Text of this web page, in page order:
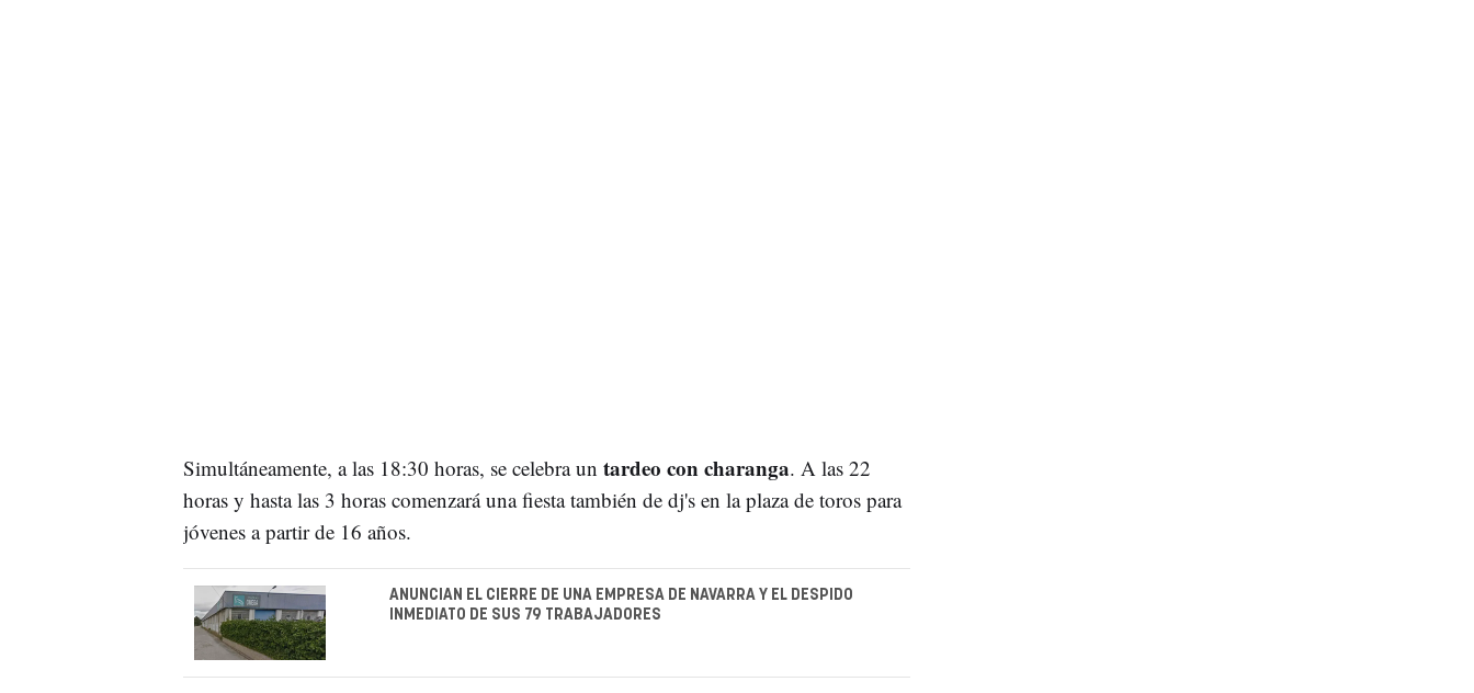
Simultáneamente, a las 18:30 horas, se celebra un tardeo con charanga. A las 22
horas y hasta las 3 horas comenzará una fiesta también de dj's en la plaza de toros para
jóvenes a partir de 16 años.
ANUNCIAN EL CIERRE DE UNA EMPRESA DE NAVARRA Y EL DESPIDO
INMEDIATO DE SUS 79 TRABAJADORES